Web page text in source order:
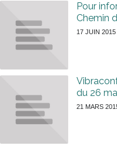
Pour
Chemin
17 JUIN 2015
du 26
21 MARS